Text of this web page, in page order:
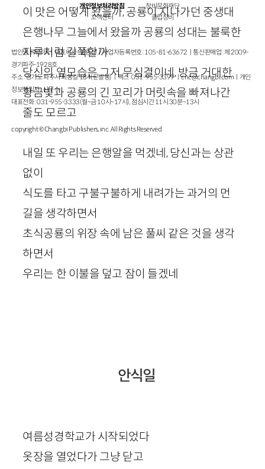
이 맛은 어떻게 왔을까, 공룡이 지나가던 중생대
은행나무 그늘에서 왔을까 공룡의 성대는 불룩한
자루처럼 길쭉할까
당신의 옆모습은 그저 무심결이네, 방금 거대한
황금빛과 공룡의 긴 꼬리가 머릿속을 빠져나간
줄도 모르고
내일 또 우리는 은행알을 먹겠네, 당신과는 상관
없이
식도를 타고 구불구불하게 내려가는 과거의 먼
길을 생각하면서
초식공룡의 위장 속에 남은 풀씨 같은 것을 생각
하면서
우리는 한 이불을 덮고 잠이 들겠네
안식일
여름성경학교가 시작되었다
옷장을 열었다가 그냥 닫고
개인정보처리방침
고객센터
창비문화재단
클럽창비
법인명 : ㈜창비ㅣ대표이사 : 염종선ㅣ사업자등록번호 : 105-81-63672ㅣ통신판매업 : 제 2009-
경기파주-1928호
주소 : 경기도 파주시 회동길 184(문발동)ㅣ팩스 : 031-955-3399 ㅣcnc@changbi.com ㅣ개인
정보책임자 : 신문수
대표전화 : 031-955-3333(월~금 10시~17시), 점심시간 11시 30분~13시
copyright © Changbi Publishers, inc. All Rights Reserved.